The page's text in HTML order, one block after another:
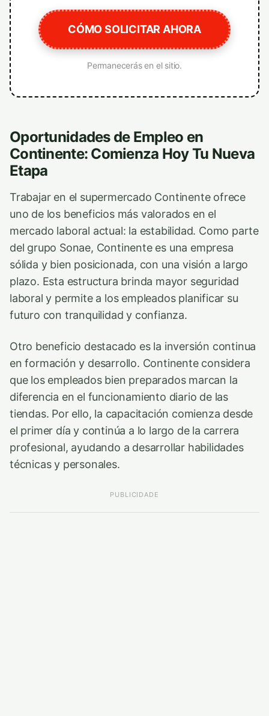
CÓMO SOLICITAR AHORA
Permanecerás en el sitio.
Oportunidades de Empleo en
Continente: Comienza Hoy Tu Nueva
Etapa
Trabajar en el supermercado Continente ofrece
uno de los beneficios más valorados en el
mercado laboral actual: la estabilidad. Como parte
del grupo Sonae, Continente es una empresa
sólida y bien posicionada, con una visión a largo
plazo. Esta estructura brinda mayor seguridad
laboral y permite a los empleados planificar su
futuro con tranquilidad y confianza.
Otro beneficio destacado es la inversión continua
en formación y desarrollo. Continente considera
que los empleados bien preparados marcan la
diferencia en el funcionamiento diario de las
tiendas. Por ello, la capacitación comienza desde
el primer día y continúa a lo largo de la carrera
profesional, ayudando a desarrollar habilidades
técnicas y personales.
PUBLICIDADE